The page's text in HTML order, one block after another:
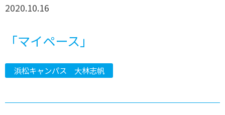
2020.10.16
「マイペース」
浜松キャンパス 大林志帆